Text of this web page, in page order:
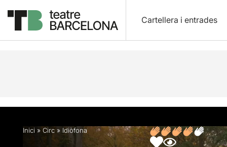
Cartellera i entrades
Descripció Fitxa artística Fotos i vídeos
Inici »Circ » Idiòfona